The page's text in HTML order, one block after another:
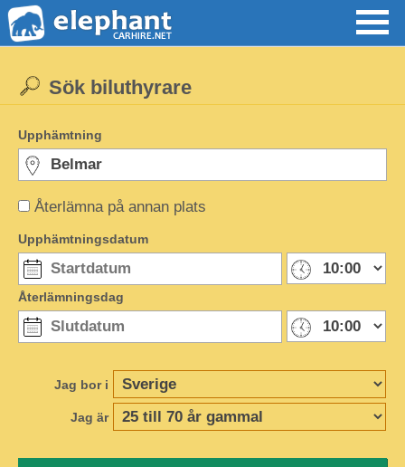
Återlämna på annan plats
Sök biluthyrare
Upphämtning
Upphämtningsdatum
Återlämningsdag
Jag bor i
Jag är